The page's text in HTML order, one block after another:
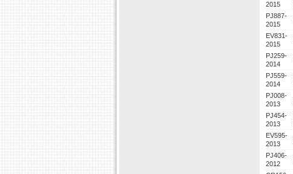
2015
PJ887-
2015
EV831-
2015
PJ259-
2014
PJ559-
2014
PJ008-
2013
PJ454-
2013
EV595-
2013
PJ406-
2012